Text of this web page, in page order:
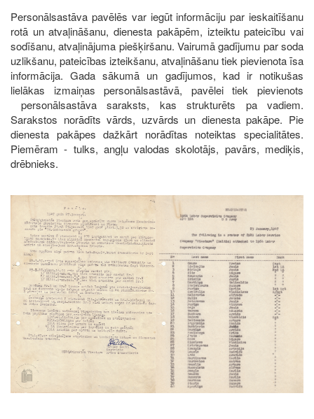
Personālsastāva pavēlēs var iegūt informāciju par ieskaitīšanu
rotā un atvaļināšanu, dienesta pakāpēm, izteiktu pateicību vai
sodīšanu, atvaļinājuma piešķiršanu. Vairumā gadījumu par soda
uzlikšanu, pateicības izteikšanu, atvaļināšanu tiek pievienota īsa
informācija. Gada sākumā un gadījumos, kad ir notikušas
lielākas izmaiņas personālsastāvā, pavēlei tiek pievienots
personālsastāva saraksts, kas strukturēts pa vadiem.
Sarakstos norādīts vārds, uzvārds un dienesta pakāpe. Pie
dienesta pakāpes dažkārt norādītas noteiktas specialitātes.
Piemēram - tulks, angļu valodas skolotājs, pavārs, mediķis,
drēbnieks.
Image